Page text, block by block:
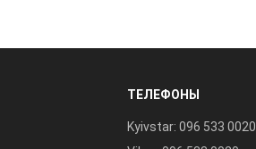
ТЕЛЕФОНЫ
Kyivstar: 096 533 0020